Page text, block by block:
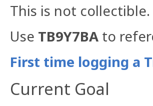
This is not collectible.
Use TB9Y7BA to
First time logging a
Current Goal